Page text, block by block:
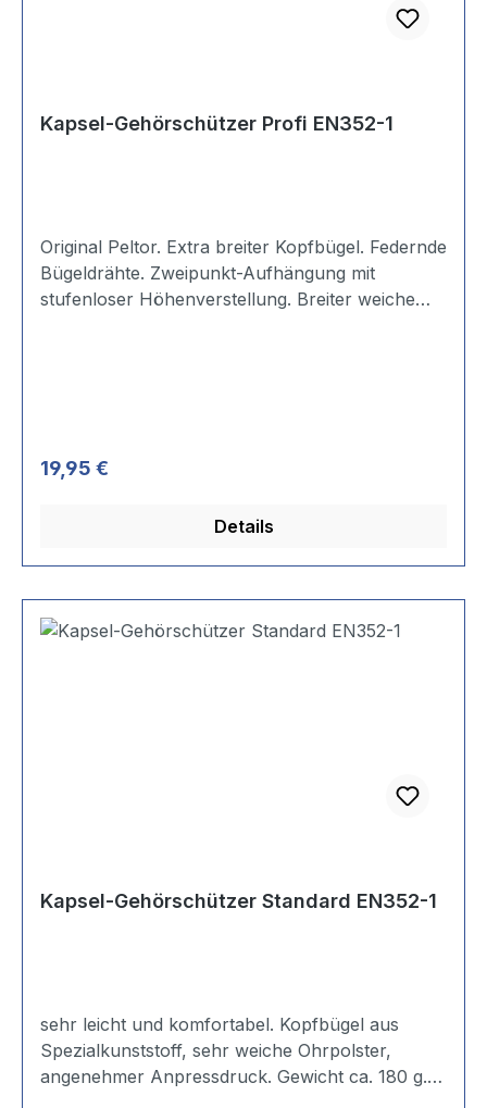
Kapsel-Gehörschützer Profi EN352-1
Original Peltor. Extra breiter Kopfbügel. Federnde
Bügeldrähte. Zweipunkt-Aufhängung mit
stufenloser Höhenverstellung. Breiter weiche
Regulärer Preis:
19,95 €
Details
Kapsel-Gehörschützer Standard EN352-1
sehr leicht und komfortabel. Kopfbügel aus
Spezialkunststoff, sehr weiche Ohrpolster,
angenehmer Anpressdruck. Gewicht ca. 180 g.